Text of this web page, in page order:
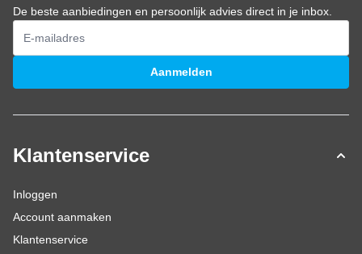
De beste aanbiedingen en persoonlijk advies direct in je inbox.
E-mailadres
Aanmelden
Klantenservice
Inloggen
Account aanmaken
Klantenservice